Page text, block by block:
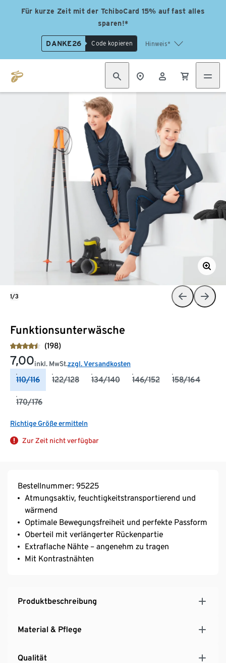
Für kurze Zeit mit der TchiboCard 15% auf fast alles
sparen!*
DANKE26 Code kopieren Hinweis*
Funktionsunterwäsche
(198)
7,00inkl. MwSt.zzgl. Versandkosten
110/116 122/128 134/140 146/152 158/164
170/176
Richtige Größe ermitteln
Zur Zeit nicht verfügbar
1/3
Bestellnummer: 95225
Atmungsaktiv, feuchtigkeitstransportierend und
wärmend
Optimale Bewegungsfreiheit und perfekte Passform
Oberteil mit verlängerter Rückenpartie
Extraflache Nähte – angenehm zu tragen
Mit Kontrastnähten
Produktbeschreibung
Material & Pflege
Qualität